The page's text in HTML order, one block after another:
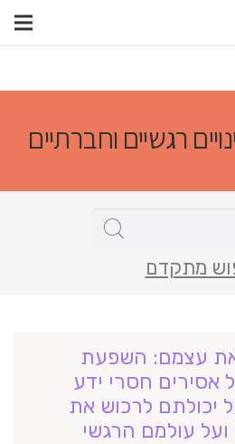
רגשיים וחברתיים
מתקדם
את עצמם: השפעת
אסירים חסרי ידע
יכולתם לרכוש את
עולמם הרגשי